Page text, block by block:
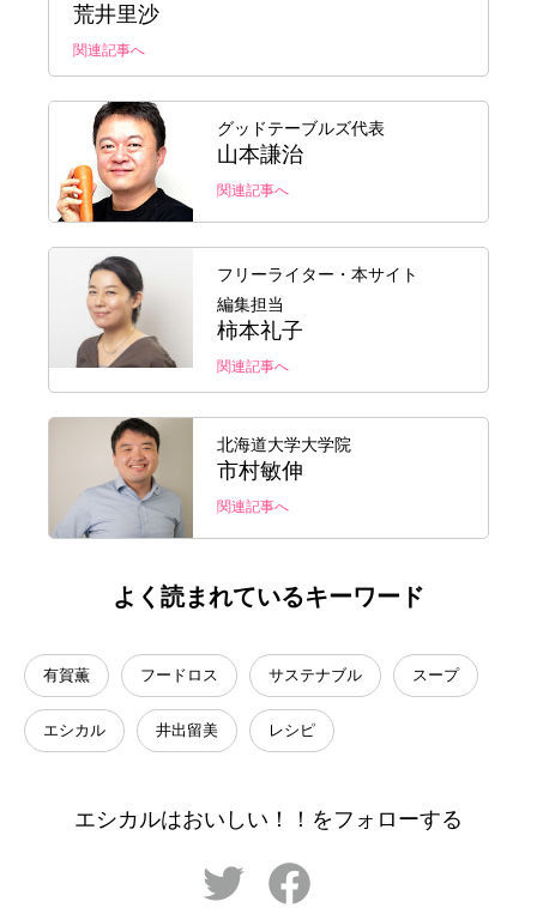
荒井里沙
関連記事へ
グッドテーブルズ代表
山本謙治
関連記事へ
フリーライター・本サイト
編集担当
柿本礼子
関連記事へ
北海道大学大学院
市村敏伸
関連記事へ
よく読まれているキーワード
有賀薫 フードロス サステナブル スープ
エシカル 井出留美 レシピ
エシカルはおいしい！！をフォローする